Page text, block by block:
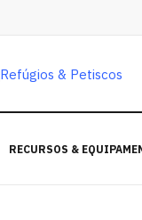
RECURSOS &